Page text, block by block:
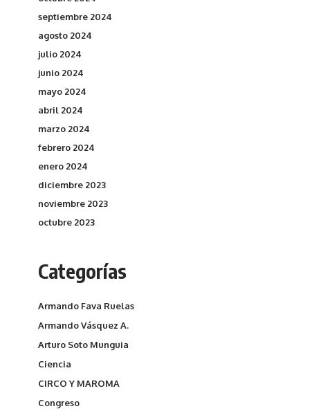
septiembre 2024
agosto 2024
julio 2024
junio 2024
mayo 2024
abril 2024
marzo 2024
febrero 2024
enero 2024
diciembre 2023
noviembre 2023
octubre 2023
Categorías
Armando Fava Ruelas
Armando Vásquez A.
Arturo Soto Munguia
Ciencia
CIRCO Y MAROMA
Congreso